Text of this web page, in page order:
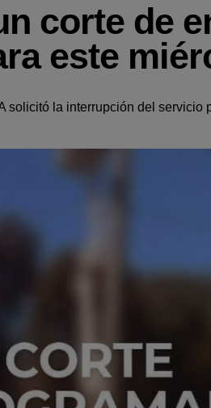
corte de
este
solicitó la interrupción del servicio